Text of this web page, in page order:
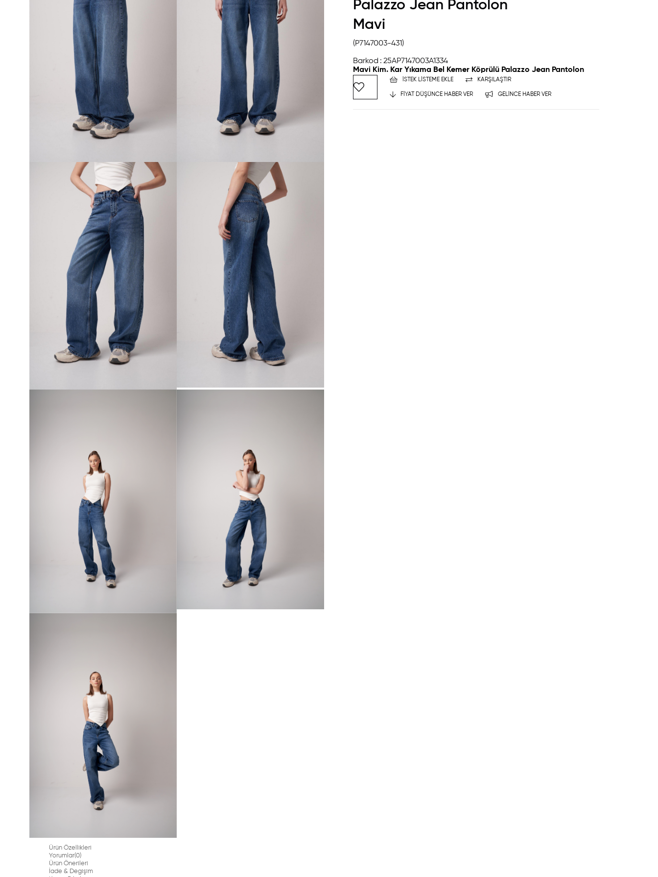
Palazzo Jean Pantolon
Mavi
(P7147003-431)
Barkod : 25AP7147003A1334
Mavi Kim. Kar Yıkama Bel Kemer Köprülü Palazzo Jean Pantolon
İSTEK LISTEME EKLE KARŞILAŞTIR
FIYAT DÜŞÜNCE HABER VER GELINCE HABER VER
Ürün Özellikleri
Yorumlar(0)
Ürün Önerileri
İade & Degişim